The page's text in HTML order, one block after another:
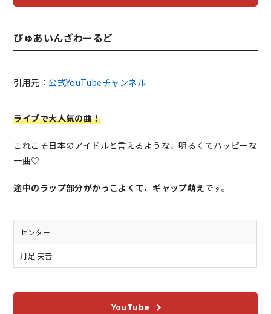
ぴゅあいんざわーるど
引用元： 公式YouTubeチャンネル
ライブで大人気の曲！
これこそ日本のアイドルと言えるような、明るくてハッピーな
一曲♡
途中のラップ部分がかっこよくて、ギャップ萌えです。
センター
月足 天音
YouTube